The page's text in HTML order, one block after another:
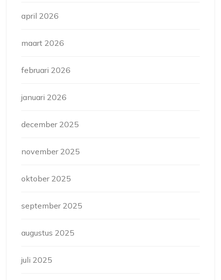
april 2026
maart 2026
februari 2026
januari 2026
december 2025
november 2025
oktober 2025
september 2025
augustus 2025
juli 2025